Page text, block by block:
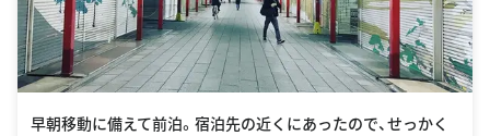
早朝移動に備えて前泊。宿泊先の近くにあったので、せっかく